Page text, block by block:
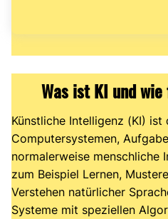
Was ist KI und
Künstliche Intelligenz (KI)
Computersystemen,
normalerweise menschliche
zum Beispiel Lernen,
Verstehen natürlicher
Systeme mit speziellen